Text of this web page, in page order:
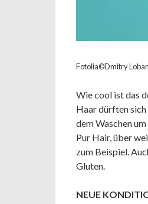
Fotolia©Dmitry
Wie cool ist das
Haar dürften sich
dem Waschen
Pur Hair, über
zum Beispiel.
Gluten.
NEUE